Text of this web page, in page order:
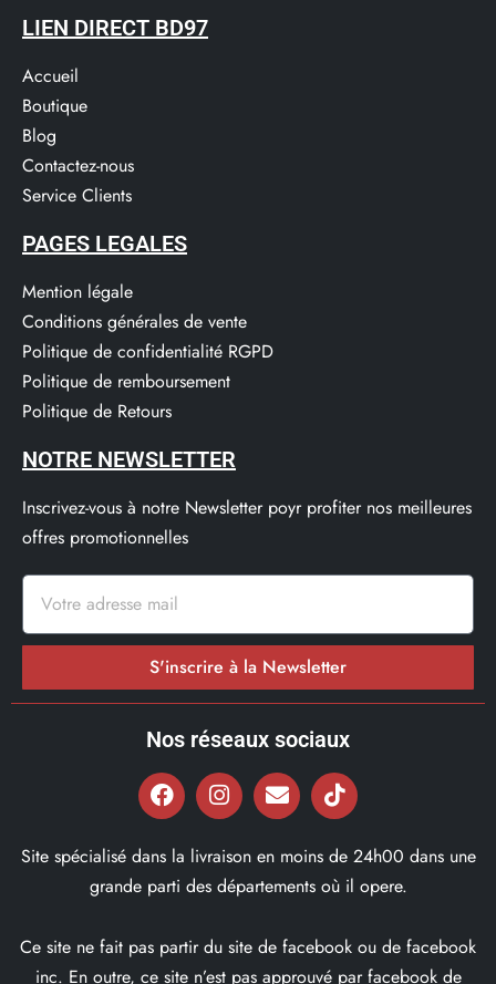
LIEN DIRECT BD97
Accueil
Boutique
Blog
Contactez-nous
Service Clients​
PAGES LEGALES
Mention légale
Conditions générales de vente
Politique de confidentialité RGPD
Politique de remboursement
Politique de Retours
NOTRE NEWSLETTER
Inscrivez-vous à notre Newsletter poyr profiter nos meilleures
offres promotionnelles
S'inscrire à la Newsletter
Nos réseaux sociaux
Site spécialisé dans la livraison en moins de 24h00 dans une
grande parti des départements où il opere.
Ce site ne fait pas partir du site de facebook ou de facebook
inc. En outre, ce site n’est pas approuvé par facebook de